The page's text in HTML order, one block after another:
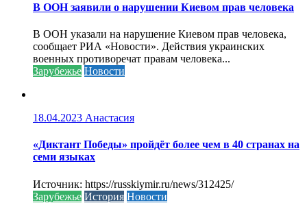
В ООН заявили о нарушении Киевом прав человека
В ООН указали на нарушение Киевом прав человека,
сообщает РИА «Новости». Действия украинских
военных противоречат правам человека...
Зарубежье Новости
18.04.2023 Анастасия
«Диктант Победы» пройдёт более чем в 40 странах на
семи языках
Источник: https://russkiymir.ru/news/312425/
Зарубежье История Новости